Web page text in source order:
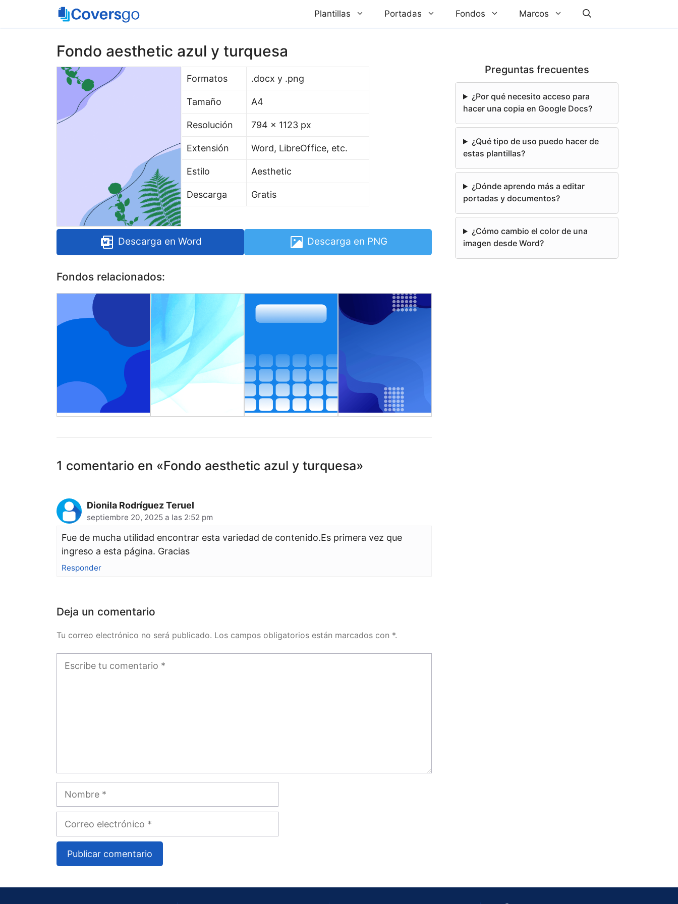
Plantillas Portadas Fondos Marcos
Fondo aesthetic azul y turquesa
Formatos .docx y .png
Tamaño A4
Resolución 794 x 1123 px
Extensión Word, LibreOffice, etc.
Estilo Aesthetic
Descarga Gratis
Descarga en Word Descarga en PNG
Fondos relacionados:
1 comentario en «Fondo aesthetic azul y turquesa»
Dionila Rodríguez Teruel
septiembre 20, 2025 a las 2:52 pm
Fue de mucha utilidad encontrar esta variedad de contenido.Es primera vez que
ingreso a esta página. Gracias
Responder
Deja un comentario
Tu correo electrónico no será publicado. Los campos obligatorios están marcados con *.
Comentario
Correo
Preguntas frecuentes
¿Por qué necesito acceso para
hacer una copia en Google Docs?
¿Qué tipo de uso puedo hacer de
estas plantillas?
¿Dónde aprendo más a editar
portadas y documentos?
¿Cómo cambio el color de una
imagen desde Word?